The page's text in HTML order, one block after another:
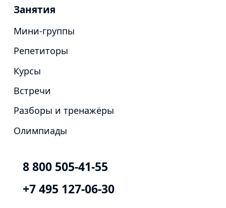
Занятия
Мини-группы
Репетиторы
Курсы
Встречи
Разборы и тренажёры
Олимпиады
8 800 505-41-55
+7 495 127-06-30